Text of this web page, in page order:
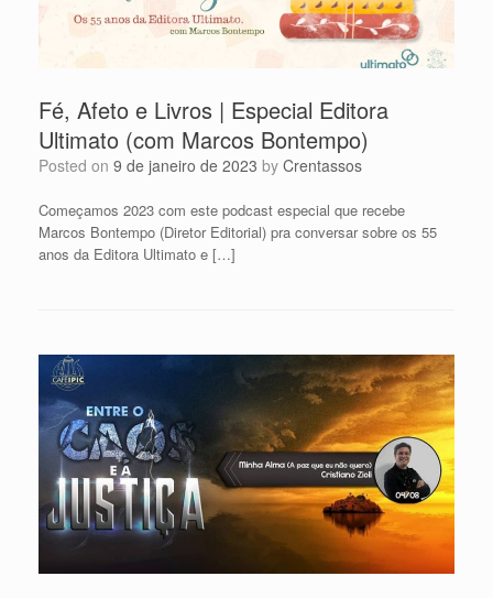
Fé, Afeto e Livros | Especial Editora
Ultimato (com Marcos Bontempo)
Posted on 9 de janeiro de 2023 by Crentassos
Começamos 2023 com este podcast especial que recebe
Marcos Bontempo (Diretor Editorial) pra conversar sobre os 55
anos da Editora Ultimato e […]